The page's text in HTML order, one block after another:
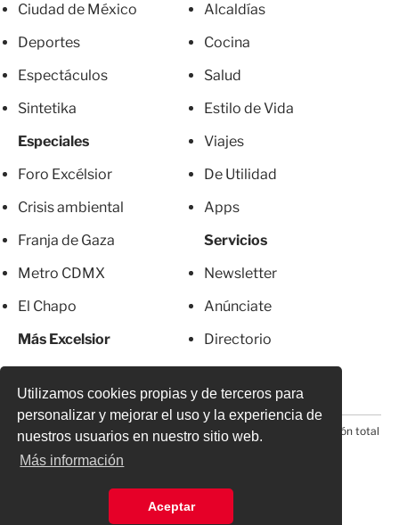
Utilizamos cookies propias y de terceros para
personalizar y mejorar el uso y la experiencia de
nuestros usuarios en nuestro sitio web.
Más información
Aceptar
Ciudad de México
Deportes
Espectáculos
Sintetika
Especiales
Foro Excélsior
Crisis ambiental
Franja de Gaza
Metro CDMX
El Chapo
Más Excelsior
Alcaldías
Cocina
Salud
Estilo de Vida
Viajes
De Utilidad
Apps
Servicios
Newsletter
Anúnciate
Directorio
© 2026 Todos los derechos reservados. Prohibida la reproducción total
o parcial, incluyendo cualquier medio electrónico*